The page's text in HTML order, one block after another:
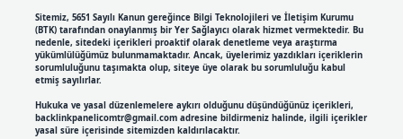
Sitemiz, 5651 Sayılı Kanun gereğince Bilgi Teknolojileri ve İletişim Kurumu
(BTK) tarafından onaylanmış bir Yer Sağlayıcı olarak hizmet vermektedir. Bu
nedenle, sitedeki içerikleri proaktif olarak denetleme veya araştırma
yükümlülüğümüz bulunmamaktadır. Ancak, üyelerimiz yazdıkları içeriklerin
sorumluluğunu taşımakta olup, siteye üye olarak bu sorumluluğu kabul
etmiş sayılırlar.
Hukuka ve yasal düzenlemelere aykırı olduğunu düşündüğünüz içerikleri,
backlinkpanelicomtr@gmail.comadresine bildirmeniz halinde, ilgili içerikler
yasal süre içerisinde sitemizden kaldırılacaktır.